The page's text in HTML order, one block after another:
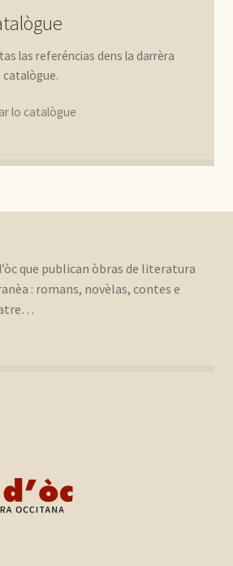
las referéncias dens la darrèra
lo catalògue
que publican òbras de literatura
: romans, novèlas, contes e